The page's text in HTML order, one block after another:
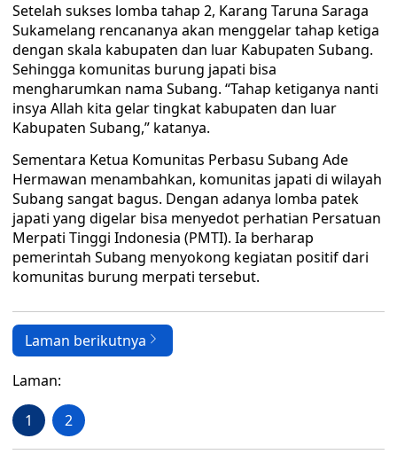
Setelah sukses lomba tahap 2, Karang Taruna Saraga
Sukamelang rencananya akan menggelar tahap ketiga
dengan skala kabupaten dan luar Kabupaten Subang.
Sehingga komunitas burung japati bisa
mengharumkan nama Subang. “Tahap ketiganya nanti
insya Allah kita gelar tingkat kabupaten dan luar
Kabupaten Subang,” katanya.
Sementara Ketua Komunitas Perbasu Subang Ade
Hermawan menambahkan, komunitas japati di wilayah
Subang sangat bagus. Dengan adanya lomba patek
japati yang digelar bisa menyedot perhatian Persatuan
Merpati Tinggi Indonesia (PMTI). Ia berharap
pemerintah Subang menyokong kegiatan positif dari
komunitas burung merpati tersebut.
Laman berikutnya
Laman:
1 2